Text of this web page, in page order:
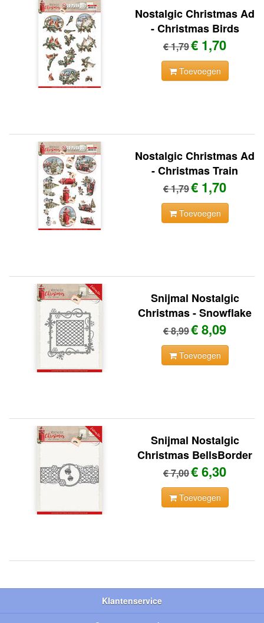
Nostalgic Christmas Ad
- Christmas Birds
€ 1,79€ 1,70
Toevoegen
Nostalgic Christmas Ad
- Christmas Train
€ 1,79€ 1,70
Toevoegen
Snijmal Nostalgic
Christmas - Snowflake
€ 8,99€ 8,09
Toevoegen
Snijmal Nostalgic
Christmas BellsBorder
€ 7,00€ 6,30
Toevoegen
Klantenservice